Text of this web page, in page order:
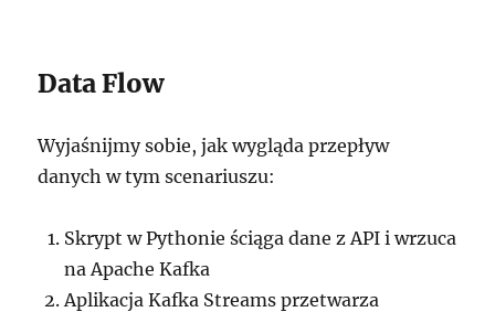
Data Flow
Wyjaśnijmy sobie, jak wygląda przepływ
danych w tym scenariuszu:
Skrypt w Pythonie ściąga dane z API i wrzuca
na Apache Kafka
Aplikacja Kafka Streams przetwarza